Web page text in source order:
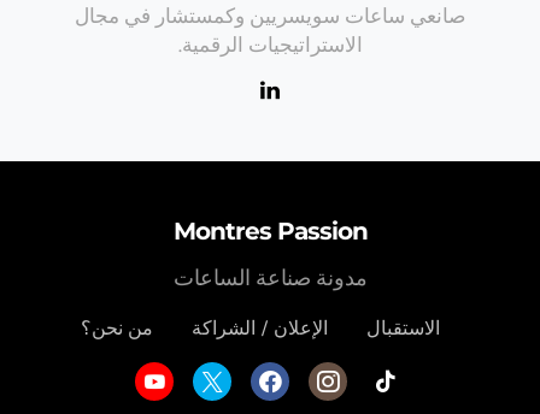
صانعي ساعات سويسريين وكمستشار في مجال
الاستراتيجيات الرقمية.
Montres Passion
الاستقبال الإعلان / الشراكة من نحن؟
مدونة صناعة الساعات